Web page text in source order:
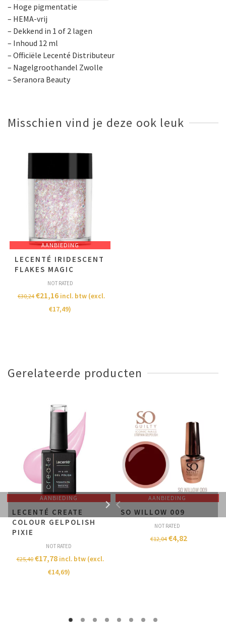
– Hoge pigmentatie
– HEMA-vrij
– Dekkend in 1 of 2 lagen
– Inhoud 12 ml
– Officiële Lecenté Distributeur
– Nagelgroothandel Zwolle
– Seranora Beauty
Misschien vind je deze ook leuk
AANBIEDING
LECENTÉ IRIDESCENT
FLAKES MAGIC
NOT RATED
€30,24 €21,16 incl. btw (excl.
€17,49)
Gerelateerde producten
AANBIEDING
LECENTÉ CREATE
COLOUR GELPOLISH
PIXIE
NOT RATED
€25,40 €17,78 incl. btw (excl.
€14,69)
AANBIEDING
SO WILLOW 009
NOT RATED
€12,04 €4,82